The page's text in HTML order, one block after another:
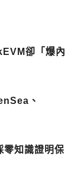
卻「爆內
、
知識證明保